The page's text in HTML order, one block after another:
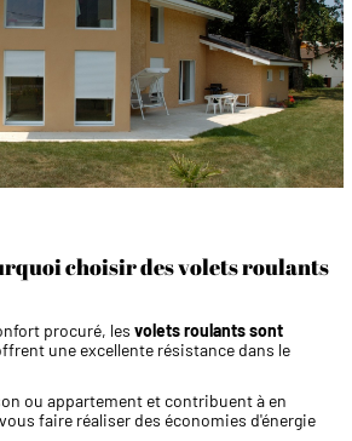
choisir des volets roulants
procuré, les volets roulants sont
une excellente résistance dans le
ou appartement et contribuent à en
faire réaliser des économies d'énergie